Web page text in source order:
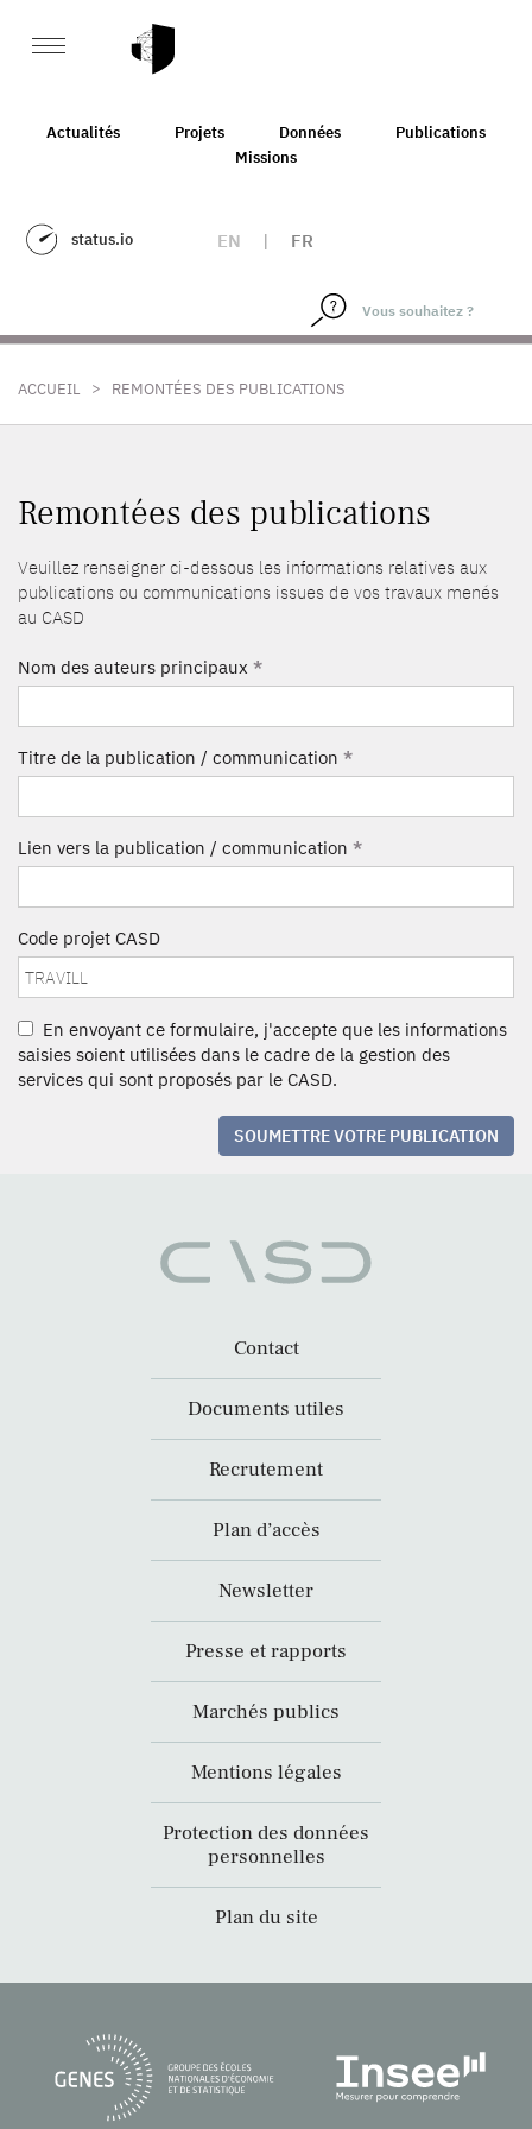
Actualités Projets Données
Publications
Missions
status.io EN | FR
ACCUEIL > REMONTÉES DES PUBLICATIONS
Remontées des publications
Veuillez renseigner ci-dessous les informations relatives aux
publications ou communications issues de vos travaux menés
au CASD
Nom des auteurs principaux *
Titre de la publication / communication *
Lien vers la publication / communication *
Code projet CASD
En envoyant ce formulaire, j'accepte que les informations
saisies soient utilisées dans le cadre de la gestion des
services qui sont proposés par le CASD.
SOUMETTRE VOTRE PUBLICATION
Contact
Documents utiles
Recrutement
Plan d’accès
Newsletter
Presse et rapports
Marchés publics
Mentions légales
Protection des données
personnelles
Plan du site